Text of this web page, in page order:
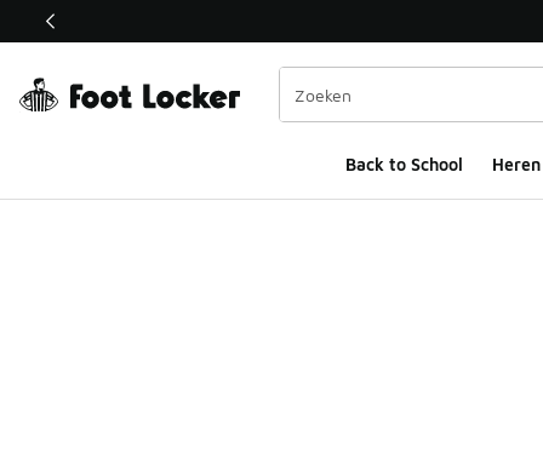
Deze link wordt geopend in een nieuw venster
Back to School Heren